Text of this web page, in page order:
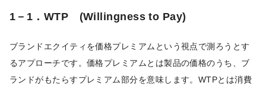
1－1．WTP (Willingness to Pay)
ブランドエクイティを価格プレミアムという視点で測ろうとす
るアプローチです。価格プレミアムとは製品の価格のうち、ブ
ランドがもたらすプレミアム部分を意味します。WTPとは消費